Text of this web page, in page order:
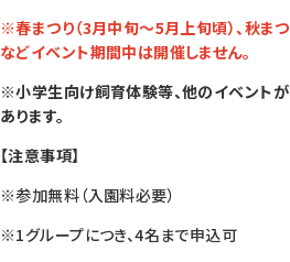
※春まつり（3月中旬～5月上旬頃）、秋ま
などイベント期間中は開催しません。
※小学生向け飼育体験等、他のイベント
あります。
【注意事項】
※参加無料（入園料必要）
※1グループにつき、4名まで申込可